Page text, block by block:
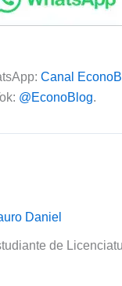
Canal
@EconoBlog.
Daniel
de